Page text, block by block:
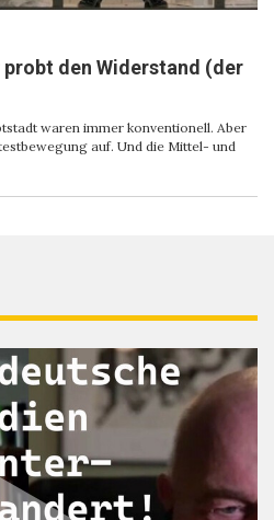
den Widerstand (der
waren immer konventionell. Aber
auf. Und die Mittel- und